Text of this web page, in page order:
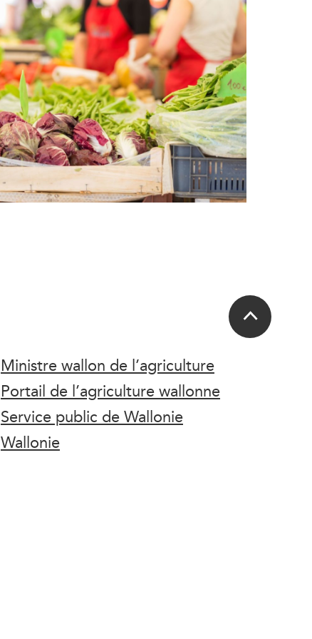
Ministre wallon de l’agriculture
Portail de l’agriculture wallonne
Service public de Wallonie
Wallonie